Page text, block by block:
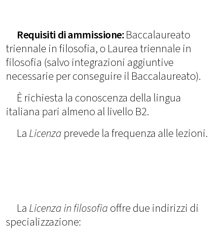
Requisiti di ammissione:Baccalaureato
triennale in filosofia, o Laurea triennale in
filosofia (salvo integrazioni aggiuntive
necessarie per conseguire il Baccalaureato).
È richiesta la conoscenza della lingua
italiana pari almeno al livello B2.
La Licenza prevede la frequenza alle lezioni.
La Licenza in filosofiaoffre due indirizzi di
specializzazione: